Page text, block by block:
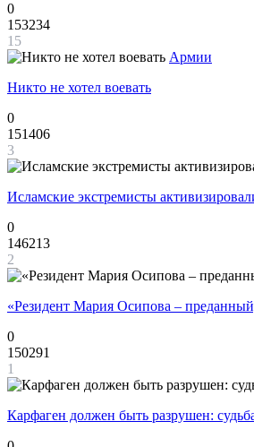
0
153234
15
Армии
Никто не хотел воевать
0
151406
3
Исламские экстремисты
0
146213
2
«Резидент Мария Осипова –
0
150291
1
Карфаген должен быть разрушен: